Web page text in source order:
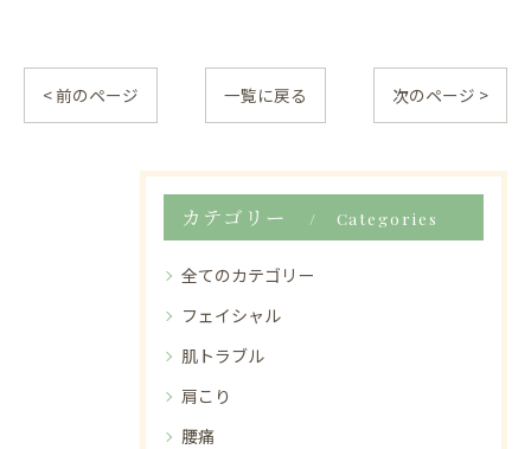
< 前のページ 一覧に戻る 次のページ >
カテゴリー Categories
全てのカテゴリー
フェイシャル
肌トラブル
肩こり
腰痛